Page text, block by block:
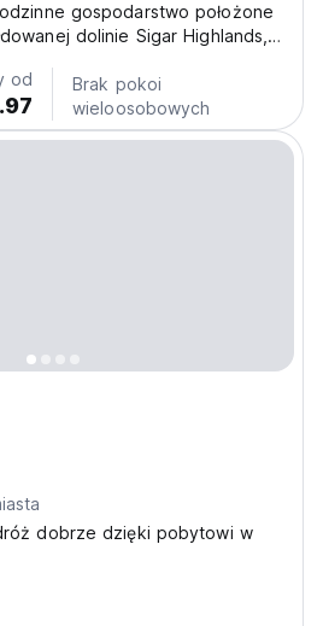
gospodarstwo położone
dolinie Sigar Highlands,
prywatnych.
od
Brak pokoi
wieloosobowych
dobrze dzięki pobytowi w